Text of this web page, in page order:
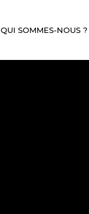
QUI SOMMES-NOUS ?